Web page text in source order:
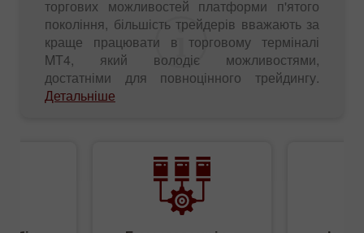
торгових можливостей платформи п'ятого
покоління, більшість трейдерів вважають за
краще працювати в торговому терміналі
MT4, який володіє можливостями,
достатніми для повноцінного трейдингу.
Детальніше